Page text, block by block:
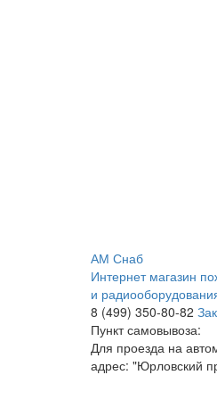
АМ Снаб
Интернет магазин
и
8 (499) 350-80-82
Пункт самовывоза:
Для проезда на
адрес: "Юрловский